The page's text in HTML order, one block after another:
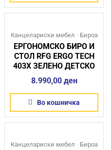
Канцелариски мебел • Бироа
ЕРГОНОМСКО БИРО И
СТОЛ RFG ERGO TECH
403X ЗЕЛЕНО ДЕТСКО
8.990,00 ден
Во кошничка
Канцелариски мебел • Бироа